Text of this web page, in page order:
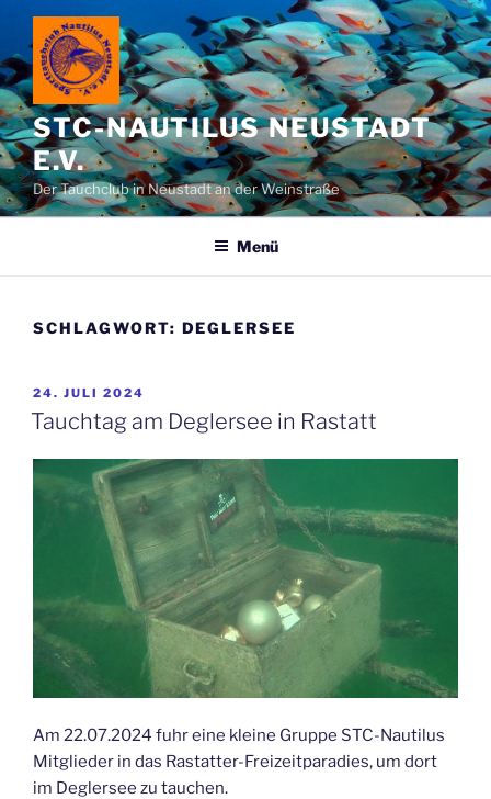
Zum
Inhalt
springen
STC-NAUTILUS NEUSTADT
E.V.
Der Tauchclub in Neustadt an der Weinstraße
Menü
SCHLAGWORT: DEGLERSEE
VERÖFFENTLICHT
AM
24. JULI 2024
Tauchtag am Deglersee in Rastatt
Am 22.07.2024 fuhr eine kleine Gruppe STC-Nautilus
Mitglieder in das Rastatter-Freizeitparadies, um dort
im Deglersee zu tauchen.